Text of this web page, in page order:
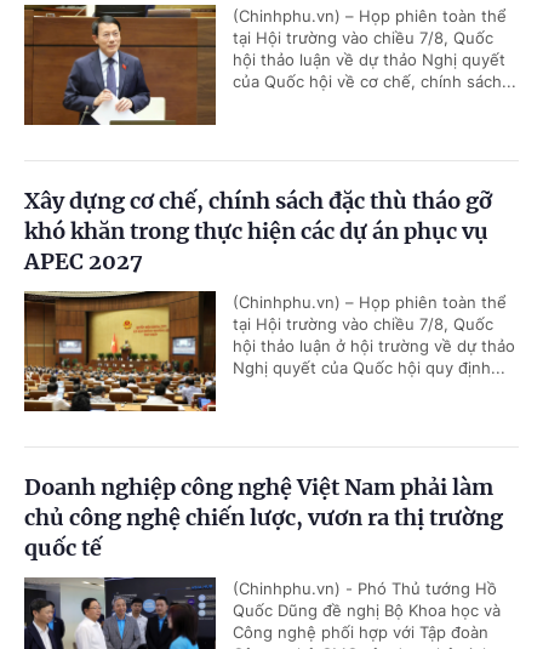
(Chinhphu.vn) – Họp phiên toàn thể
tại Hội trường vào chiều 7/8, Quốc
hội thảo luận về dự thảo Nghị quyết
của Quốc hội về cơ chế, chính sách...
Xây dựng cơ chế, chính sách đặc thù tháo gỡ
khó khăn trong thực hiện các dự án phục vụ
APEC 2027
(Chinhphu.vn) – Họp phiên toàn thể
tại Hội trường vào chiều 7/8, Quốc
hội thảo luận ở hội trường về dự thảo
Nghị quyết của Quốc hội quy định...
Doanh nghiệp công nghệ Việt Nam phải làm
chủ công nghệ chiến lược, vươn ra thị trường
quốc tế
(Chinhphu.vn) - Phó Thủ tướng Hồ
Quốc Dũng đề nghị Bộ Khoa học và
Công nghệ phối hợp với Tập đoàn